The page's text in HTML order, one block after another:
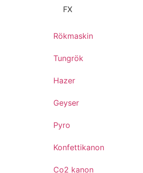
FX
Rökmaskin
Tungrök
Hazer
Geyser
Pyro
Konfettikanon
Co2 kanon